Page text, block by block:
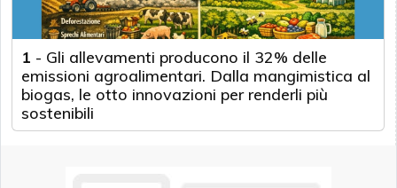
1 - Gli allevamenti producono il 32% delle
emissioni agroalimentari. Dalla mangimistica al
biogas, le otto innovazioni per renderli più
sostenibili